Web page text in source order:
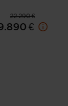
22.290 €
€